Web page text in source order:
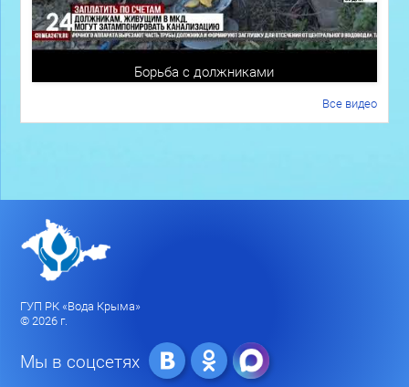
Борьба с должниками
Все видео
ГУП РК «Вода Крыма»
© 2026 г.
Мы в соцсетях